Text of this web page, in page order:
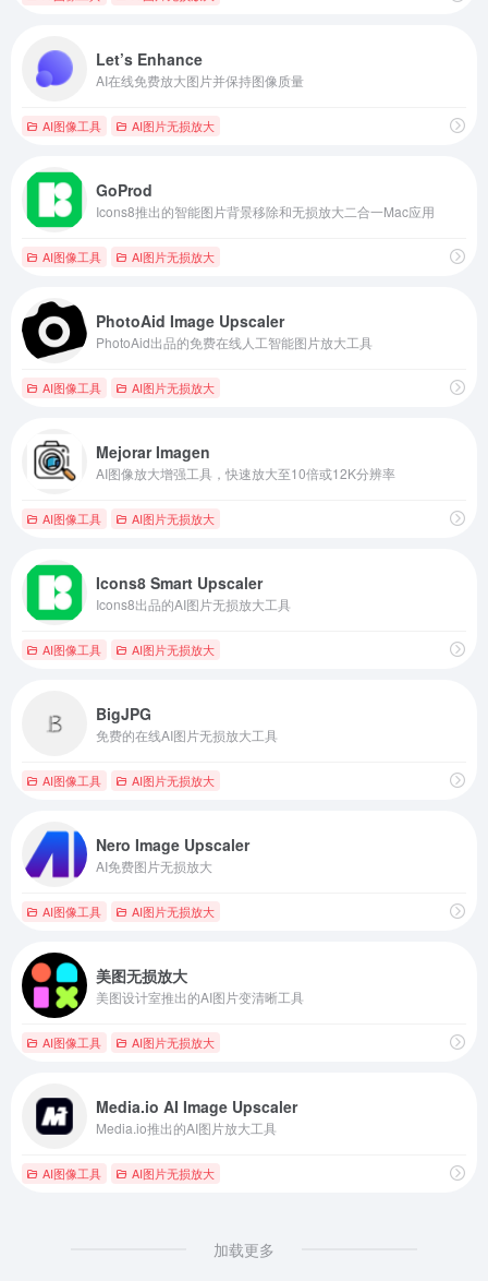
Let’s Enhance
AI在线免费放大图片并保持图像质量
AI图像工具 AI图片无损放大
GoProd
Icons8推出的智能图片背景移除和无损放大二合一Mac应用
AI图像工具 AI图片无损放大
PhotoAid Image Upscaler
PhotoAid出品的免费在线人工智能图片放大工具
AI图像工具 AI图片无损放大
Mejorar Imagen
AI图像放大增强工具，快速放大至10倍或12K分辨率
AI图像工具 AI图片无损放大
Icons8 Smart Upscaler
Icons8出品的AI图片无损放大工具
AI图像工具 AI图片无损放大
BigJPG
免费的在线AI图片无损放大工具
AI图像工具 AI图片无损放大
Nero Image Upscaler
AI免费图片无损放大
AI图像工具 AI图片无损放大
美图无损放大
美图设计室推出的AI图片变清晰工具
AI图像工具 AI图片无损放大
Media.io AI Image Upscaler
Media.io推出的AI图片放大工具
AI图像工具 AI图片无损放大
加载更多